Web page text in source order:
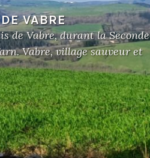
VABRE
de Vabre, durant la Seconde
Vabre, village sauveur et